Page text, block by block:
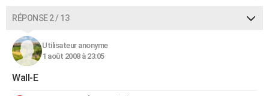
Bricolage
Lifestyle
Culture
Sport
Auto
Television
Voyage
Cinema
RÉPONSE 2 / 13
Utilisateur anonyme
1 août 2008 à 23:05
Wall-E